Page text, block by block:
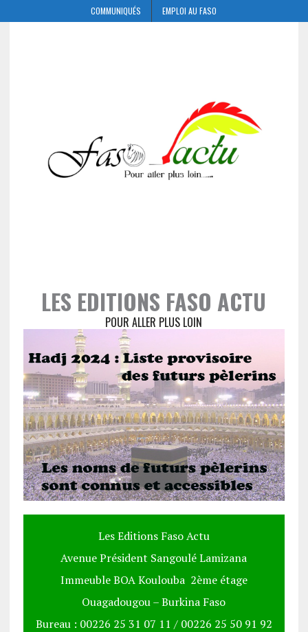
COMMUNIQUÉS EMPLOI AU FASO
LES EDITIONS FASO ACTU
POUR ALLER PLUS LOIN
Les Editions Faso Actu
Avenue Président Sangoulé Lamizana
Immeuble BOA Koulouba 2ème étage
Ouagadougou – Burkina Faso
Bureau : 00226 25 31 07 11 / 00226 25 50 91 92